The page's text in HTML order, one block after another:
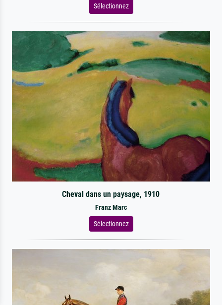
Sélectionnez
Cheval dans un paysage, 1910
Franz Marc
Sélectionnez